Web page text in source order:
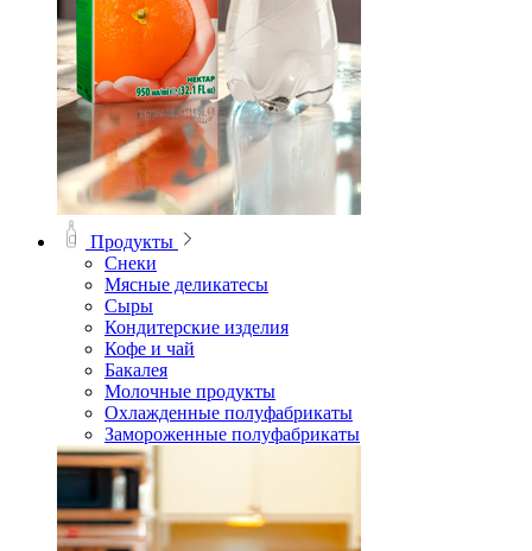
Продукты
Снеки
Мясные деликатесы
Сыры
Кондитерские изделия
Кофе и чай
Бакалея
Молочные продукты
Охлажденные полуфабрикаты
Замороженные полуфабрикаты